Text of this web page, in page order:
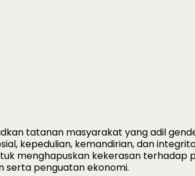
tatanan masyarakat yang adil
kepedulian, kemandirian, dan
menghapuskan kekerasan
serta penguatan ekonomi.